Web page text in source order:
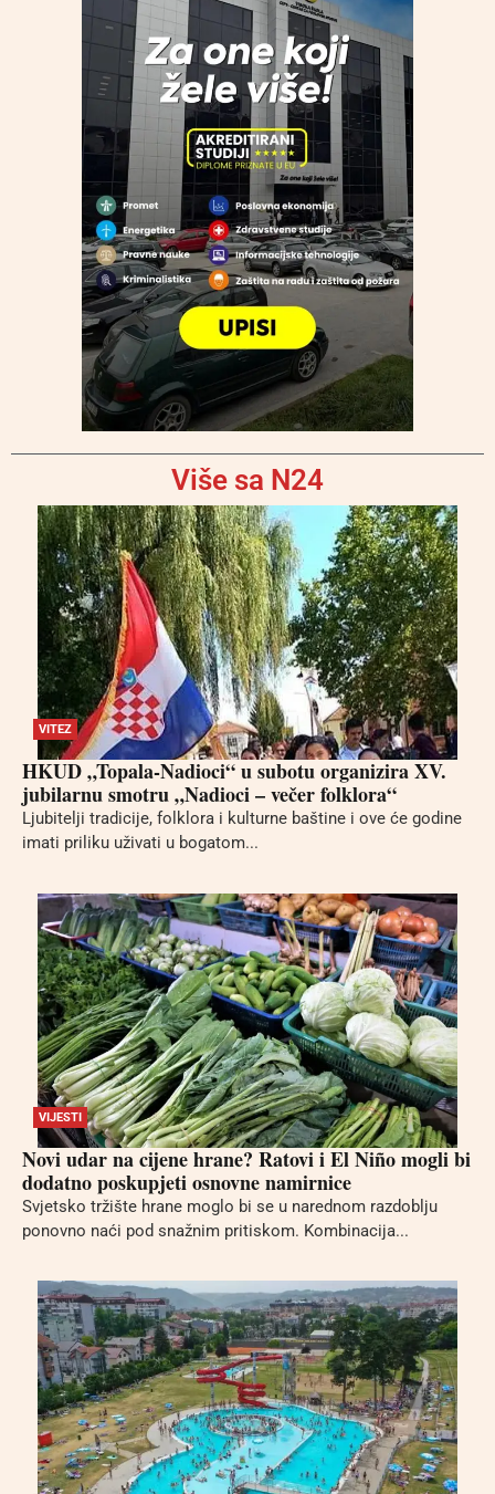
Više sa N24
VITEZ
HKUD „Topala-Nadioci“ u subotu organizira XV.
jubilarnu smotru „Nadioci – večer folklora“
Ljubitelji tradicije, folklora i kulturne baštine i ove će godine
imati priliku uživati u bogatom...
VIJESTI
Novi udar na cijene hrane? Ratovi i El Niño mogli bi
dodatno poskupjeti osnovne namirnice
Svjetsko tržište hrane moglo bi se u narednom razdoblju
ponovno naći pod snažnim pritiskom. Kombinacija...